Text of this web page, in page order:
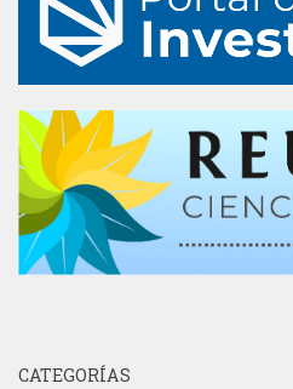
CATEGORÍAS